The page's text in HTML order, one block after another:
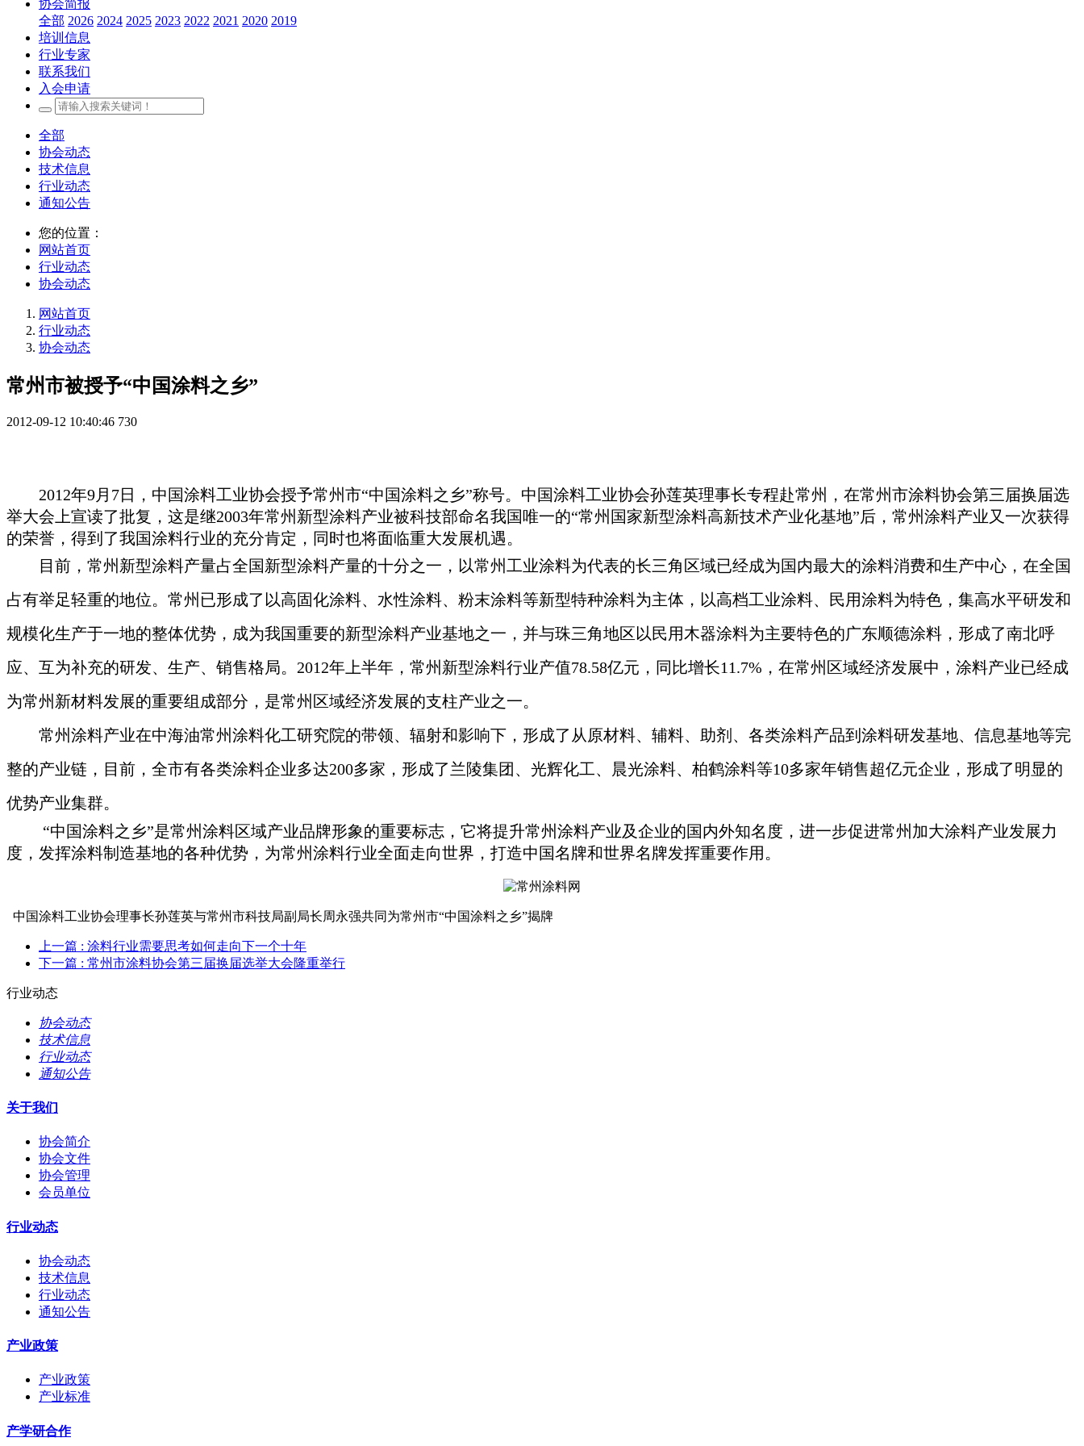
协会简报
全部 2026 2024 2025 2023 2022 2021 2020 2019
培训信息
行业专家
联系我们
入会申请
全部
协会动态
技术信息
行业动态
通知公告
您的位置：
网站首页
行业动态
协会动态
网站首页
行业动态
协会动态
常州市被授予“中国涂料之乡”
2012-09-12 10:40:46 730
2012年9月7日
，中国涂料工业协会授予常州市“中国涂料之乡”称号。中国涂料工业协会孙莲英理事长专程赴常州，在常州市涂料协会第三届换届选
举大会上宣读了批复，这是继2003年常州新型涂料产业被科技部命名我国唯一的“常州国家新型涂料高新技术产业化基地”后，常州涂料产业又一次获得
的荣誉，得到了我国涂料行业的充分肯定，同时也将面临重大发展机遇。
目前，常州新型涂料产量占全国新型涂料产量的十分之一，以常州工业涂料为代表的长三角区域已经成为国内最大的涂料消费和生产中心，在全国
占有举足轻重的地位。常州已形成了以高固化涂料、水性涂料、粉末涂料等新型特种涂料为主体，以高档工业涂料、民用涂料为特色，集高水平研发和
规模化生产于一地的整体优势，成为我国重要的新型涂料产业基地之一，并与珠三角地区以民用木器涂料为主要特色的广东顺德涂料，形成了南北呼
应、互为补充的研发、生产、销售格局。2012年上半年，常州新型涂料行业产值78.58亿元，同比增长11.7%，在常州区域经济发展中，涂料产业已经成
为常州新材料发展的重要组成部分，是常州区域经济发展的支柱产业之一。
常州涂料产业在中海油常州涂料化工研究院的带领、辐射和影响下，形成了从原材料、辅料、助剂、各类涂料产品到涂料研发基地、信息基地等完
整的产业链，目前，全市有各类涂料企业多达200多家，形成了兰陵集团、光辉化工、晨光涂料、柏鹤涂料等10多家年销售超亿元企业，形成了明显的
优势产业集群。
“中国涂料之乡”是常州涂料区域产业品牌形象的重要标志，它将提升常州涂料产业及企业的国内外知名度，进一步促进常州加大涂料产业发展力
度，发挥涂料制造基地的各种优势，为常州涂料行业全面走向世界，打造中国名牌和世界名牌发挥重要作用。
中国涂料工业协会理事长孙莲英与常州市科技局副局长周永强共同为常州市“中国涂料之乡”揭牌
上一篇 : 涂料行业需要思考如何走向下一个十年
下一篇 : 常州市涂料协会第三届换届选举大会隆重举行
行业动态
协会动态
技术信息
行业动态
通知公告
关于我们
协会简介
协会文件
协会管理
会员单位
行业动态
协会动态
技术信息
行业动态
通知公告
产业政策
产业政策
产业标准
产学研合作